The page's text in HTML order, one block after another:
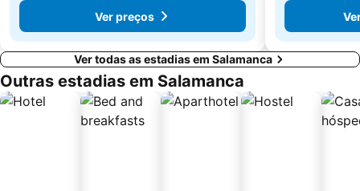
Ver preços
Ver todas as estadias em Salamanca
Outras estadias em Salamanca